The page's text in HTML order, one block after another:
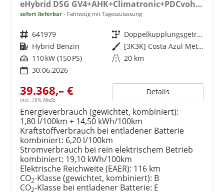
eHybrid DSG GV4+AHK+Climatronic+PDCvohi+Cam+Regensens.+AppConnect
sofort lieferbar Fahrzeug mit Tageszulassung
Fahrzeugnr. 641979 Getriebe
Doppelkupplungsgetriebe (DSG)
Kraftstoff Hybrid Benzin Außenfarbe
[3K3K] Costa Azul Metallic
Leistung 110 kW (150 PS) Kilometerstand 20 km
30.06.2026
39.368,– €
incl. 19% MwSt.
Details
Energieverbrauch (gewichtet, kombiniert):
1,80 l/100km + 14,50 kWh/100km
Kraftstoffverbrauch bei entladener Batterie
kombiniert: 6,20 l/100km
Stromverbrauch bei rein elektrischem Betrieb
kombiniert: 19,10 kWh/100km
Elektrische Reichweite (EAER): 116 km
CO2-Klasse (gewichtet, kombiniert): B
CO2-Klasse bei entladener Batterie: E